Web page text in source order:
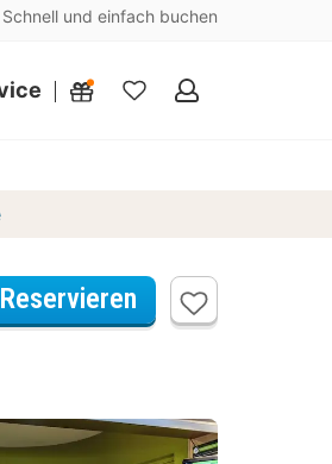
Schnell und einfach buchen
Meine
Reservieren